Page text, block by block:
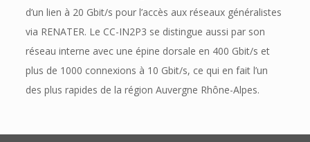
d’un lien à 20 Gbit/s pour l’accès aux réseaux généralistes
via RENATER. Le CC-IN2P3 se distingue aussi par son
réseau interne avec une épine dorsale en 400 Gbit/s et
plus de 1000 connexions à 10 Gbit/s, ce qui en fait l’un
des plus rapides de la région Auvergne Rhône-Alpes.